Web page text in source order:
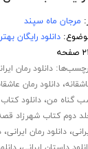
مرجان ماه سپند
دانلود رایگان
دانلود رمان
،دانلود رمان
گناه من،دانلود
دوم کتاب شهرزاد
،دانلود رمان ایرانی،